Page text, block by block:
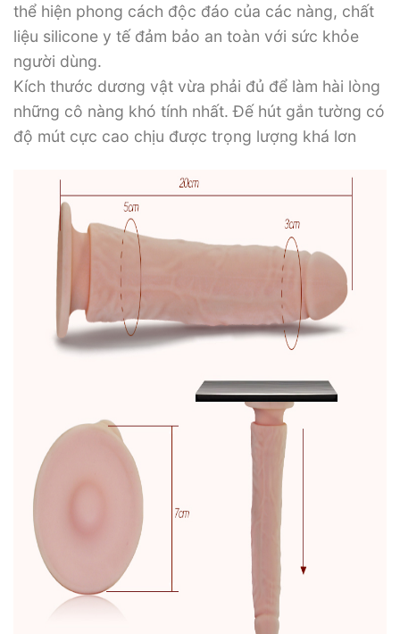
thể hiện phong cách độc đáo của các nàng, chất
liệu silicone y tế đảm bảo an toàn với sức khỏe
người dùng.
Kích thước dương vật vừa phải đủ để làm hài lòng
những cô nàng khó tính nhất. Đế hút gắn tường có
độ mút cực cao chịu được trọng lượng khá lơn